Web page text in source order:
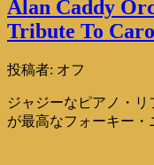
Alan Caddy
Tribute To
投稿者: オフ
ジャジーなピアノ・
が最高なフォーキー